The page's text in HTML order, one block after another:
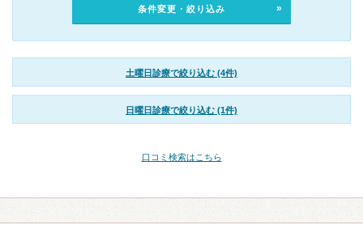
条件変更・絞り込み
土曜日診療で絞り込む (4件)
日曜日診療で絞り込む (1件)
口コミ検索はこちら